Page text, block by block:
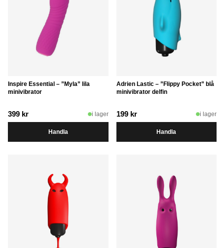
Inspire Essential – ”Myla” lila
minivibrator
399 kr i lager
Handla
Adrien Lastic – ”Flippy Pocket” blå
minivibrator delfin
199 kr i lager
Handla